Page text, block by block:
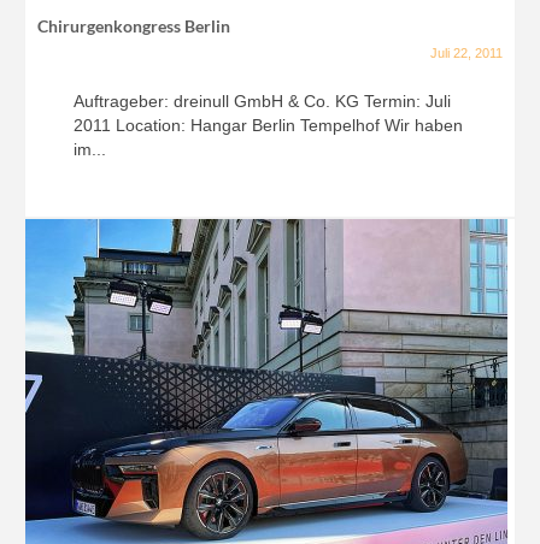
Chirurgenkongress Berlin
Juli 22, 2011
Auftrageber: dreinull GmbH & Co. KG Termin: Juli
2011 Location: Hangar Berlin Tempelhof Wir haben
im...